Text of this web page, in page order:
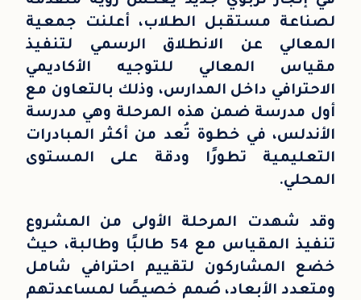
لصناعة مستقبل الطلاب، أعلنت جمعية
المعالي عن الانطلاق الرسمي لتنفيذ
مقياس المعالي للتوجيه الأكاديمي
الاحترافي داخل المدارس، وذلك بالتعاون مع
أول مدرسة ضمن هذه المرحلة وهي مدرسة
الأندلس، في خطوة تُعد من أكثر المبادرات
التعليمية تطورًا ودقة على المستوى
المحلي.
وقد شهدت المرحلة الأولى من المشروع
تنفيذ المقياس مع 54 طالبًا وطالبة، حيث
خضع المشاركون لتقييم احترافي شامل
ومتعدد الأبعاد، صُمم خصيصًا لمساعدتهم